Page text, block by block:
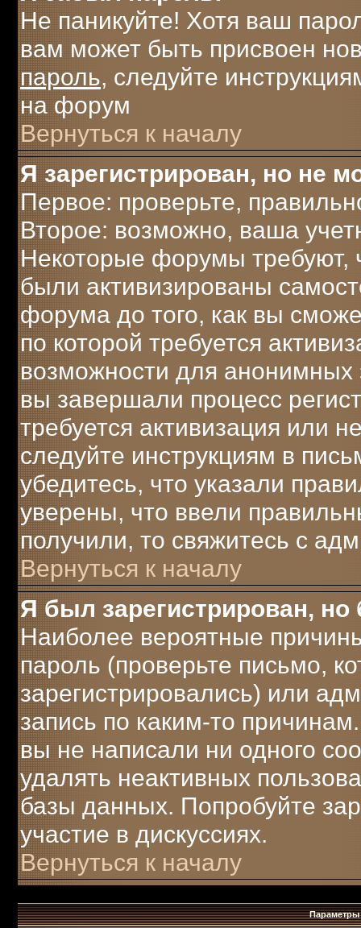
Не паникуйте! Хотя ваш
вам может быть присвоен
пароль, следуйте
на форум
Вернуться к началу
Я зарегистрирован, но не
Первое: проверьте,
Второе: возможно, ваша
Некоторые форумы требуют,
были активизированы
форума до того, как вы
по которой требуется
возможности для анонимных
вы завершали процесс
требуется активизация или
следуйте инструкциям в
убедитесь, что указали
уверены, что ввели
получили, то свяжитесь с
Вернуться к началу
Я был зарегистрирован,
Наиболее вероятные
пароль (проверьте письмо,
зарегистрировались) или
запись по каким-то
вы не написали ни одного
удалять неактивных
базы данных. Попробуйте
участие в дискуссиях.
Вернуться к началу
Параметры